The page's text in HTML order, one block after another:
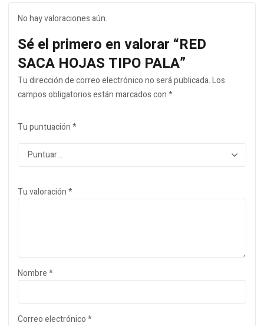
No hay valoraciones aún.
Sé el primero en valorar “RED
SACA HOJAS TIPO PALA”
Tu dirección de correo electrónico no será publicada.Los
campos obligatorios están marcados con*
Tu puntuación*
Tu valoración*
Nombre*
Correo electrónico*